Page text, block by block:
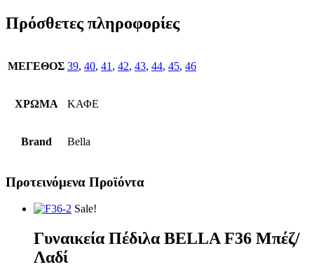
Πρόσθετες πληροφορίες
ΜΕΓΕΘΟΣ 39, 40, 41 , 42, 43, 44, 45, 46
ΧΡΩΜΑ ΚΑΦΕ
Brand Bella
Προτεινόμενα Προϊόντα
Sale!
Γυναικεία Πέδιλα BELLA F36 Μπέζ/
Λαδί